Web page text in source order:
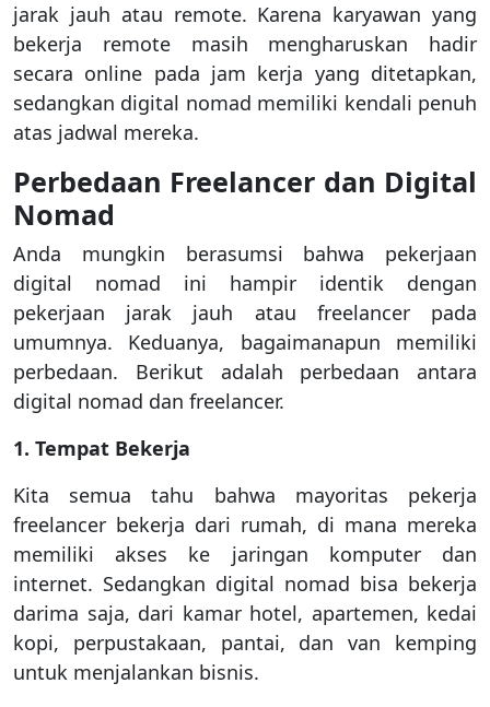
jarak jauh atau remote. Karena karyawan yang
bekerja remote masih mengharuskan hadir
secara online pada jam kerja yang ditetapkan,
sedangkan digital nomad memiliki kendali penuh
atas jadwal mereka.
Perbedaan Freelancer dan Digital
Nomad
Anda mungkin berasumsi bahwa pekerjaan
digital nomad ini hampir identik dengan
pekerjaan jarak jauh atau freelancer pada
umumnya. Keduanya, bagaimanapun memiliki
perbedaan. Berikut adalah perbedaan antara
digital nomad dan freelancer.
1. Tempat Bekerja
Kita semua tahu bahwa mayoritas pekerja
freelancer bekerja dari rumah, di mana mereka
memiliki akses ke jaringan komputer dan
internet. Sedangkan digital nomad bisa bekerja
darima saja, dari kamar hotel, apartemen, kedai
kopi, perpustakaan, pantai, dan van kemping
untuk menjalankan bisnis.